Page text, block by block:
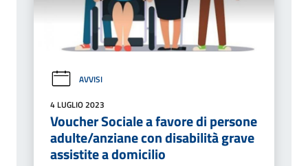
AVVISI
4 LUGLIO 2023
Voucher Sociale a favore di persone
adulte/anziane con disabilità grave
assistite a domicilio